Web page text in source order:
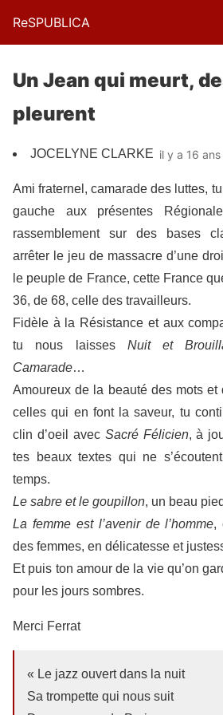
ReSPUBLICA
Un Jean qui meurt,
pleurent
JOCELYNE CLARKE il y a 16 ans
Ami fraternel, camarade des luttes,
gauche aux présentes
rassemblement sur des bases
arrêter le jeu de massacre d’une
le peuple de France, cette France
36, de 68, celle des travailleurs.
Fidèle à la Résistance et aux
tu nous laisses Nuit et
Camarade…
Amoureux de la beauté des mots
celles qui en font la saveur, tu
clin d’oeil avec Sacré Félicien, à
tes beaux textes qui ne
temps.
Le sabre et le goupillon, un beau
La femme est l’avenir de l’homme,
des femmes, en délicatesse et
Et puis ton amour de la vie qu’on
pour les jours sombres.
Merci Ferrat
« Le jazz ouvert dans la nuit
Sa trompette qui nous suit